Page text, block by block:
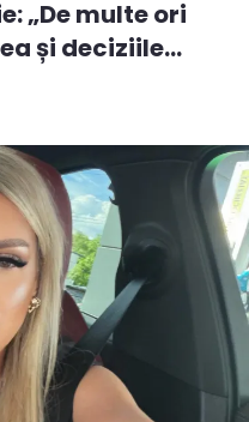
„De multe ori
și deciziile